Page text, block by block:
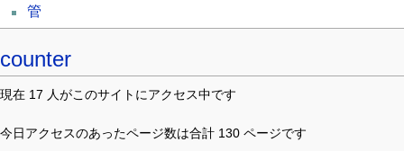
管
counter
現在 17 人がこのサイトにアクセス中です
今日アクセスのあったページ数は合計 130 ページです